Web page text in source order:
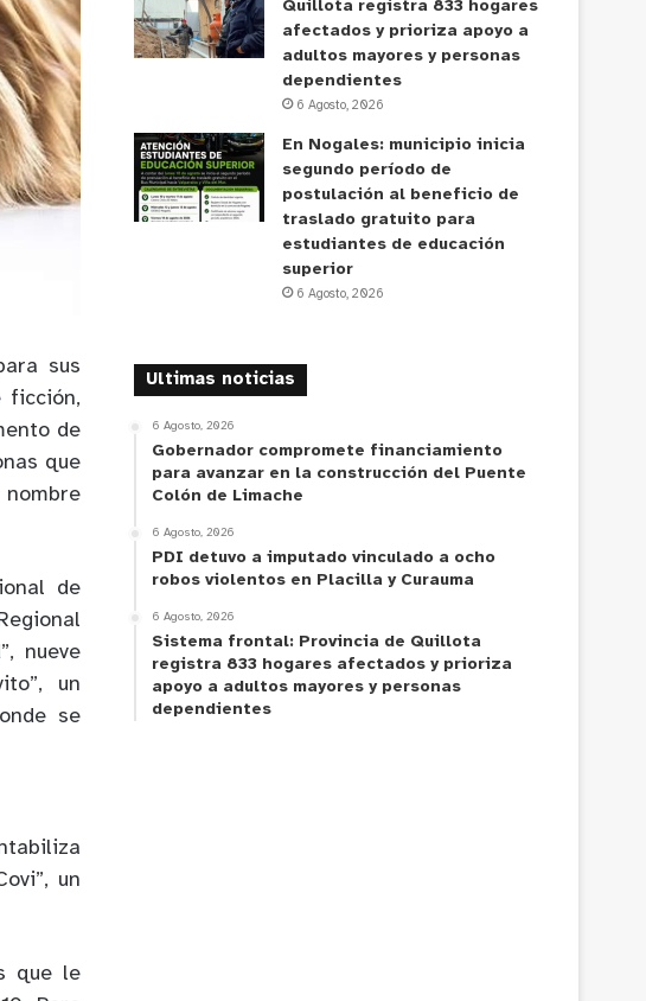
sus
ficción,
de
que
de
nueve
un
se
un
que le
Quillota registra 833 hogares
afectados y prioriza apoyo a
adultos mayores y personas
dependientes
6 Agosto, 2026
En Nogales: municipio inicia
segundo período de
postulación al beneficio de
traslado gratuito para
estudiantes de educación
superior
6 Agosto, 2026
Ultimas noticias
6 Agosto, 2026
Gobernador compromete financiamiento
para avanzar en la construcción del Puente
Colón de Limache
6 Agosto, 2026
PDI detuvo a imputado vinculado a ocho
robos violentos en Placilla y Curauma
6 Agosto, 2026
Sistema frontal: Provincia de Quillota
registra 833 hogares afectados y prioriza
apoyo a adultos mayores y personas
dependientes